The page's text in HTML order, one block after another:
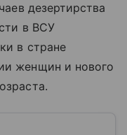
дезертирства
в ВСУ
в стране
женщин и нового